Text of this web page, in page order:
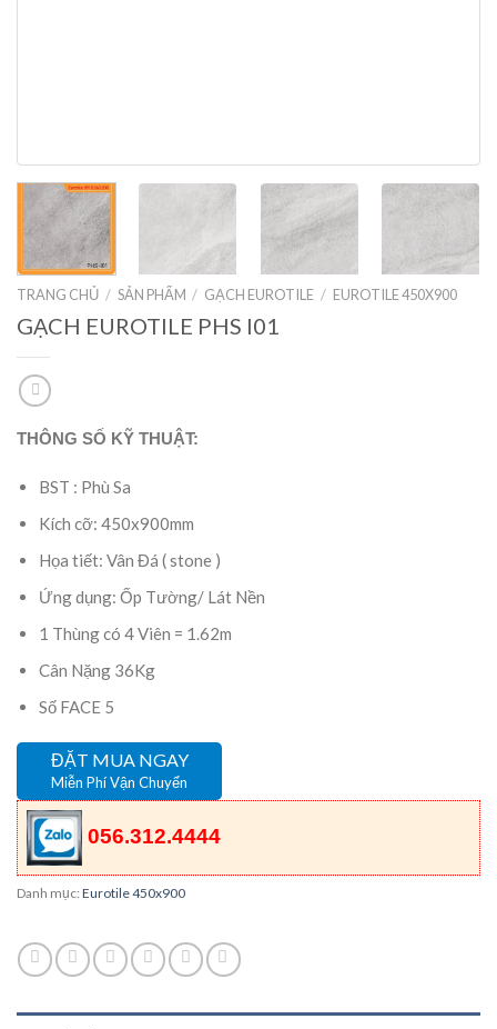
TRANG CHỦ / SẢN PHẨM / GẠCH EUROTILE / EUROTILE 450X900
GẠCH EUROTILE PHS I01
THÔNG SỐ KỸ THUẬT:
BST : Phù Sa
Kích cỡ: 450x900mm
Họa tiết: Vân Đá ( stone )
Ứng dụng: Ốp Tường/ Lát Nền
1 Thùng có 4 Viên = 1.62m
Cân Nặng 36Kg
Số FACE 5
ĐẶT MUA NGAY
Miễn Phí Vận Chuyển
056.312.4444
Danh mục: Eurotile 450x900